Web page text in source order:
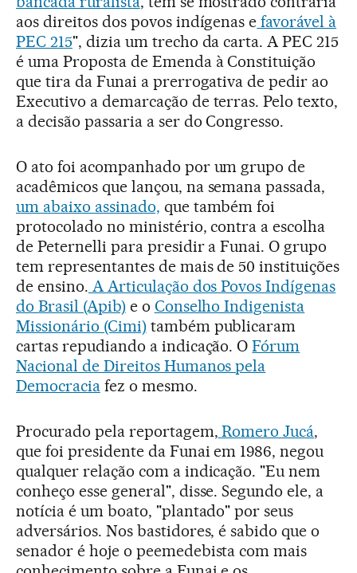
aos direitos dos povos indígenas e favorável à
PEC 215", dizia um trecho da carta. A PEC 215
é uma Proposta de Emenda à Constituição
que tira da Funai a prerrogativa de pedir ao
Executivo a demarcação de terras. Pelo texto,
a decisão passaria a ser do Congresso.
O ato foi acompanhado por um grupo de
acadêmicos que lançou, na semana passada,
um abaixo assinado, que também foi
protocolado no ministério, contra a escolha
de Peternelli para presidir a Funai. O grupo
tem representantes de mais de 50 instituições
de ensino. A Articulação dos Povos Indígenas
do Brasil (Apib) e o Conselho Indigenista
Missionário (Cimi) também publicaram
cartas repudiando a indicação. OFórum
Nacional de Direitos Humanos pela
Democraciafez o mesmo.
Procurado pela reportagem, Romero Jucá,
que foi presidente da Funai em 1986, negou
qualquer relação com a indicação. "Eu nem
conheço esse general", disse. Segundo ele, a
notícia é um boato, "plantado" por seus
adversários. Nos bastidores, é sabido que o
senador é hoje o peemedebista com mais